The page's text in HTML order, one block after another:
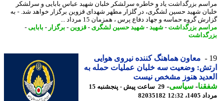
بزرگداشت یاد و خاطره سرلشکر خلبان شهید عباس بابایی و سرلشکر
شهید حسین لشگری، در گلزار مطهر شهدای قزوین برگزار خواهد شد. - به
گروه حماسه و جهاد دفاع پرس ، همزمان 15 مرداد ...
بزرگداشت -شهید-شهید حسین لشگری- قزوین -برگزار - بابایی-
معاون هماهنگ کننده نیروی هوایی
وضعیت سه خلبان عملیات حمله به
هنوز مشخص نیست
-سیاسی-
29 ساعت پیش - پنجشنبه 15
12:32
82035182